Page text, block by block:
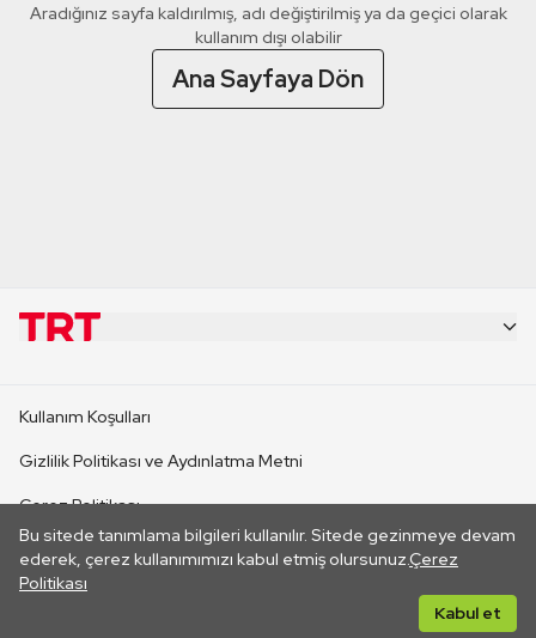
Aradığınız sayfa kaldırılmış, adı değiştirilmiş ya da geçici olarak
kullanım dışı olabilir
Ana Sayfaya Dön
Bu sitede tanımlama bilgileri kullanılır. Sitede gezinmeye devam
ederek, çerez kullanımımızı kabul etmiş olursunuz.Çerez
Politikası
Kabul et
CANLI YAYINLAR
Kullanım Koşulları
Gizlilik Politikası ve Aydınlatma Metni
Çerez Politikası
İletişim
Her hakkı saklıdır. ©2026 TRT. Bağlantı yoluyla gidilen dış